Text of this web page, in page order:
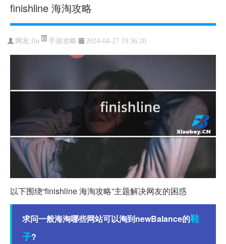
finishline 海淘攻略
网友:fin 手游攻略 2024-04-27 19:36:20
以下围绕“finishline 海淘攻略”主题解决网友的困惑
求问一般海淘哪些网站可以淘到newBalance的鞋
子?